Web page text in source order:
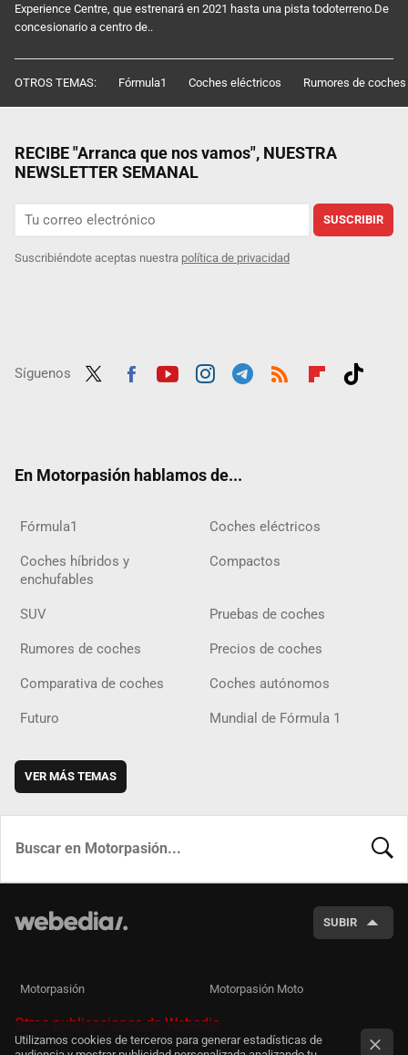
Experience Centre, que estrenará en 2021 hasta una pista todoterreno.De
concesionario a centro de..
OTROS TEMAS: Fórmula1 Coches eléctricos Rumores de coches
RECIBE "Arranca que nos vamos", NUESTRA
NEWSLETTER SEMANAL
SUSCRIBIR
Suscribiéndote aceptas nuestra política de privacidad
Síguenos
En Motorpasión hablamos de...
Fórmula1 Coches eléctricos
Coches híbridos y
enchufables
Compactos
SUV Pruebas de coches
Rumores de coches Precios de coches
Comparativa de coches Coches autónomos
Futuro Mundial de Fórmula 1
VER MÁS TEMAS
SUBIR
Motorpasión Motorpasión Moto
Otras publicaciones de Webedia
Utilizamos cookies de terceros para generar estadísticas de